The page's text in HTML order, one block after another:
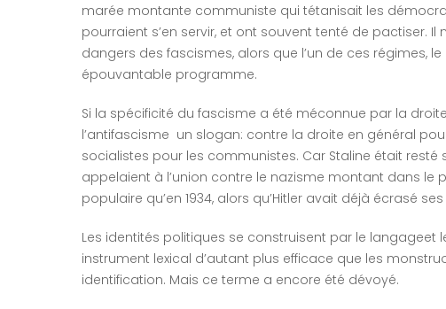
marée montante communiste qui tétanisait les
pourraient s’en servir, et ont souvent tenté de pactiser.
dangers des fascismes, alors que l’un de ces régimes,
épouvantable programme.
Si la spécificité du fascisme a été méconnue par la
l’antifascisme un slogan: contre la droite en général
socialistes pour les communistes. Car Staline était
appelaient à l’union contre le nazisme montant dans le
populaire qu’en 1934, alors qu’Hitler avait déjà écrasé
Les identités politiques se construisent par le
instrument lexical d’autant plus efficace que les
identification. Mais ce terme a encore été dévoyé.